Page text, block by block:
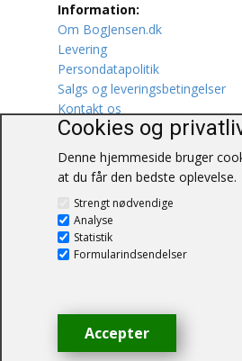
Lystfiskeri
Mad
Musik
Mytologi / Sagn /
Naturen
Oldtidskundskab
Information:
Om BogJensen.dk
Levering
Persondatapolitik
Salgs og leveringsbetingelser
Kontakt os
Blåkærvej 25
6052 Viuf
Tlf.:60703190
© BogJensen.dk –
forbeholdes.
Cookies og
Denne hjemmeside bruger
at du får den bedste oplevelse.
Strengt nødvendige
Analyse
Statistik
Formularindsendelser
Accepter